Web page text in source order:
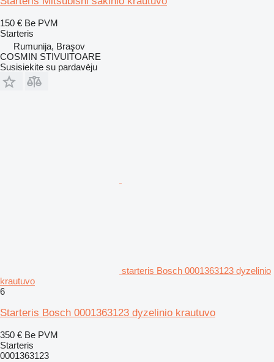
150 € Be PVM
Starteris
Rumunija, Braşov
COSMIN STIVUITOARE
Susisiekite su pardavėju
starteris Bosch 0001363123 dyzelinio
krautuvo
6
Starteris Bosch 0001363123 dyzelinio krautuvo
350 € Be PVM
Starteris
0001363123